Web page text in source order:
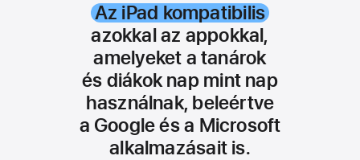
Az iPad kompatibilis
azokkal az appokkal,
amelyeket a tanárok
és diákok nap mint nap
használnak, beleértve
a Google és a Microsoft
alkalmazásait is.